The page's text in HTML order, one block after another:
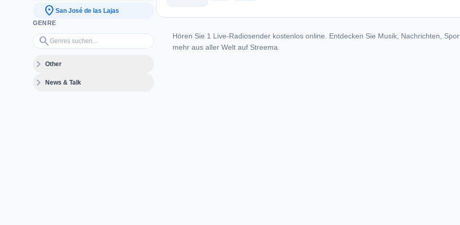
location_on San José de las Lajas
GENRE
search
Genres suchen…
expand_moreOther
expand_moreNews & Talk
Hören Sie 1 Live-Radiosender kostenlos online. Entdecken Sie Musik, Nachrichten,
mehr aus aller Welt auf Streema.